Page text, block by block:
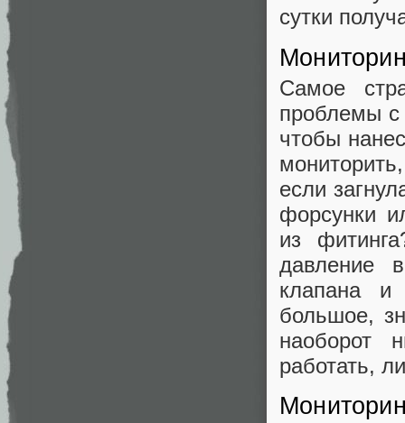
сутки
Самое
проблемы с
чтобы
если
форсунки
из
давление
клапана
большое,
наоборот
работать,